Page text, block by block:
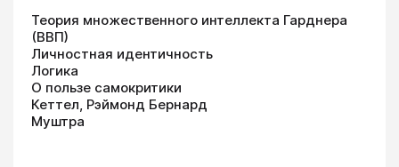
Теория множественного интеллекта Гарднера
(ВВП)
Личностная идентичность
Логика
О пользе самокритики
Кеттел, Рэймонд Бернард
Муштра